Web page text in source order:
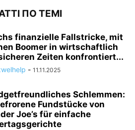
ПО ТЕМІ
finanzielle Fallstricke, mit
Boomer in wirtschaftlich
Zeiten konfrontiert...
- 11.11.2025
Schlemmen:
Fundstücke von
Joe’s für einfache